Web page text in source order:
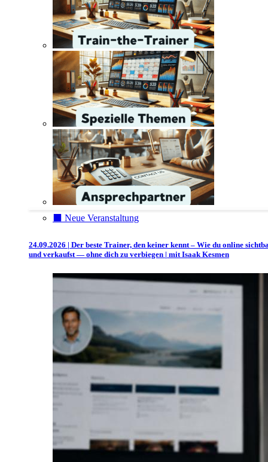
⬛️ Neue Veranstaltung
24.09.2026 | Der beste Trainer, den keiner kennt – Wie du online
und verkaufst — ohne dich zu verbiegen | mit Isaak Kesmen